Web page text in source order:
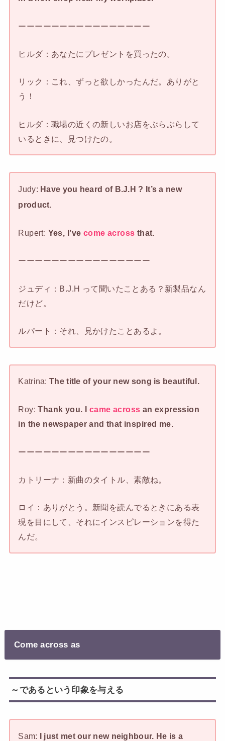
ーーーーーーーーーーーーーーーー
ヒルダ：あなたにプレゼントを買ったの。
リック：これ、ずっと欲しかったんだ。ありがと
う！
ヒルダ：職場の近くの新しいお店をぶらぶらして
いるときに、見つけたの。
Judy: Have you heard of B.J.H ? It’s a new
product.
Rupert: Yes, I’ve come across that.
ーーーーーーーーーーーーーーーー
ジュディ：B.J.H って聞いたことある？新製品なん
だけど。
ルパート：それ、見かけたことあるよ。
Katrina:The title of your new song is beautiful.
Roy:Thank you. I came across an expression
in the newspaper and that inspired me.
ーーーーーーーーーーーーーーーー
カトリーナ：新曲のタイトル、素敵ね。
ロイ：ありがとう。新聞を読んでるときにある表
現を目にして、それにインスピレーションを得た
んだ。
Come across as
～であるという印象を与える
Sam: I just met our new neighbour. He is a